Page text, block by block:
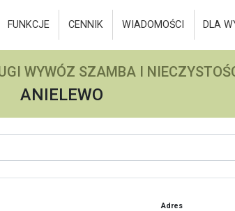
FUNKCJE CENNIK WIADOMOŚCI DLA
WYWÓZ SZAMBA I
ANIELEWO
Adres